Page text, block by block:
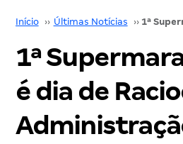
Início ›› Últimas Notícias ››
1ª
é dia de